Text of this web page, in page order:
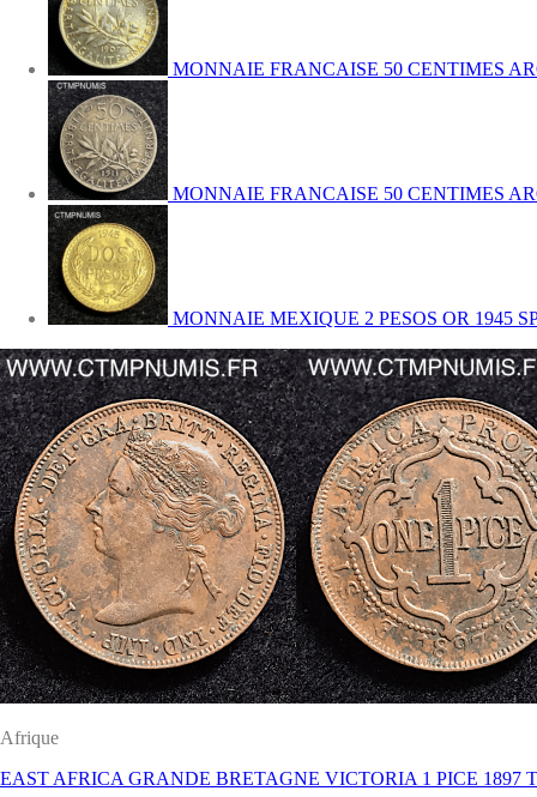
MONNAIE FRANCAISE 50 CENTIMES
MONNAIE FRANCAISE 50 CENTIMES
MONNAIE MEXIQUE 2 PESOS OR 1945
Afrique
EAST AFRICA GRANDE BRETAGNE VICTORIA 1 PICE 1897